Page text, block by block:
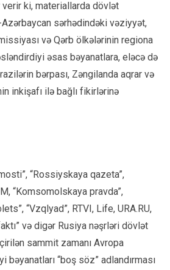
verir ki, materiallarda dövlət
Azərbaycan sərhədindəki vəziyyət,
və Qərb ölkələrinin regiona
əsas bəyanatlara, eləcə də
bərpası, Zəngilanda aqrar və
inkişafı ilə bağlı fikirlərinə
“Rossiyskaya qazeta”,
“Komsomolskaya pravda”,
“Vzqlyad”, RTVI, Life, URA.RU,
və digər Rusiya nəşrləri dövlət
sammit zamanı Avropa
bəyanatları “boş söz” adlandırması